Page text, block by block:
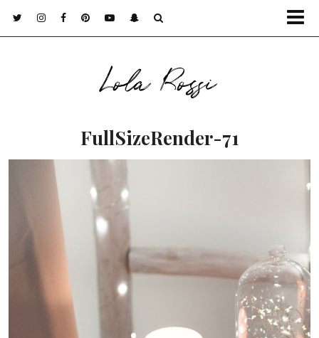
Lola Rossi
FullSizeRender-71